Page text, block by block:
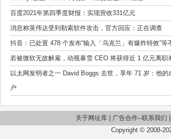
百度2021年第四季度财报：实现营收331亿元
消息称英伟达受到勒索软件攻击，官方回应：正在调查
抖音：已处置 478 个发布“输入「乌克兰」有爆炸特效”等
若被微软无故解雇，动视暴雪 CEO 将获得近 1 亿元离职
以太网发明者之一 David Boggs 去世，享年 71 岁：他的
户
关于网址库| 广告合作--联系我们
Copyright © 2008-